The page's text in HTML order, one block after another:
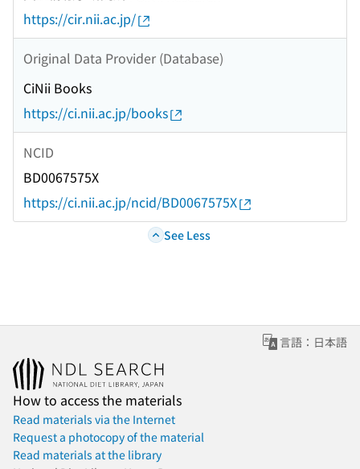
https://cir.nii.ac.jp/
Original Data Provider (Database)
CiNii Books
https://ci.nii.ac.jp/books
NCID
BD0067575X
https://ci.nii.ac.jp/ncid/BD0067575X
See Less
言語：日本語
How to access the materials
Read materials via the Internet
Request a photocopy of the material
Read materials at the library